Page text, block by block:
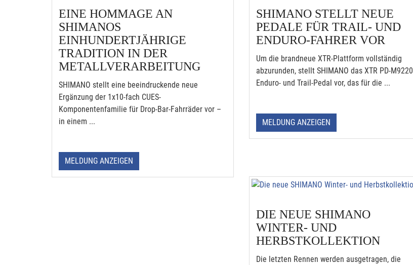
EINE HOMMAGE AN
SHIMANOS
EINHUNDERTJÄHRIGE
TRADITION IN DER
METALLVERARBEITUNG
SHIMANO stellt eine beeindruckende neue
Ergänzung der 1x10-fach CUES-
Komponentenfamilie für Drop-Bar-Fahrräder vor –
in einem ...
MELDUNG ANZEIGEN
SHIMANO STELLT NEUE
PEDALE FÜR TRAIL- UND
ENDURO-FAHRER VOR
Um die brandneue XTR-Plattform vollständig
abzurunden, stellt SHIMANO das XTR PD-M9220
Enduro- und Trail-Pedal vor, das für die ...
MELDUNG ANZEIGEN
DIE NEUE SHIMANO
WINTER- UND
HERBSTKOLLEKTION
Die letzten Rennen werden ausgetragen, die